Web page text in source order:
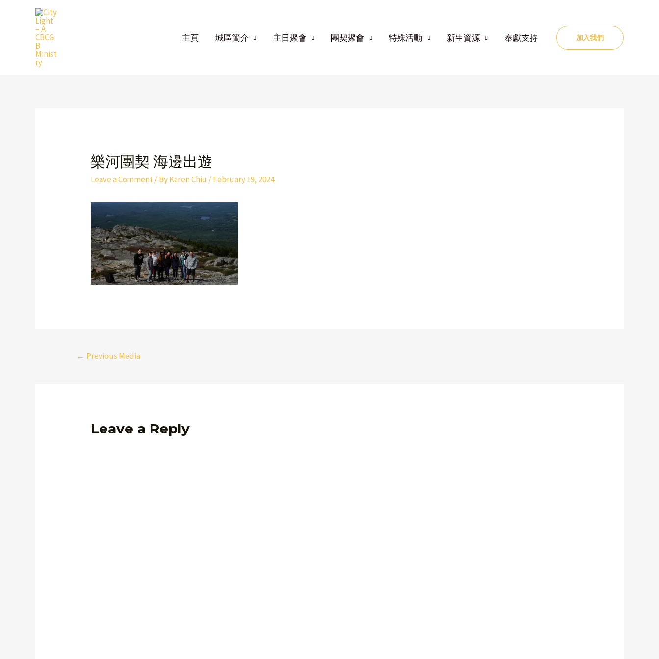
主頁 城區簡介 主日聚會 團契聚會 特殊活動 新生資源 奉獻支持 加入我們
樂河團契 海邊出遊
Leave a Comment/ ByKaren Chiu /February 19, 2024
← Previous Media
Leave a Reply